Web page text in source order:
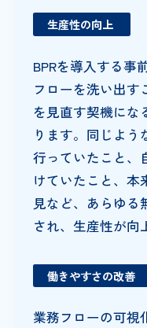
生産性の向上
BPRを導入する事
フローを洗い出す
を見直す契機にな
ります。同じよ
行っていたこと、
けていたこと、本
見など、あらゆる
され、生産性が向
働きやすさの改善
業務フローの可視